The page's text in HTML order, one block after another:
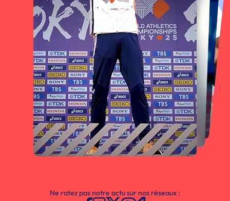
Ne ratez pas notre actu sur nos réseaux :